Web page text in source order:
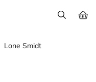
Lone Smidt